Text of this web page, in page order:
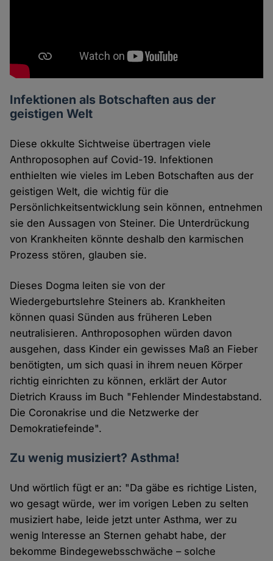
Infektionen als Botschaften aus der
geistigen Welt
Diese okkulte Sichtweise übertragen viele
Anthroposophen auf Covid-19. Infektionen
enthielten wie vieles im Leben Botschaften aus der
geistigen Welt, die wichtig für die
Persönlichkeitsentwicklung sein können, entnehmen
sie den Aussagen von Steiner. Die Unterdrückung
von Krankheiten könnte deshalb den karmischen
Prozess stören, glauben sie.
Dieses Dogma leiten sie von der
Wiedergeburtslehre Steiners ab. Krankheiten
können quasi Sünden aus früheren Leben
neutralisieren. Anthroposophen würden davon
ausgehen, dass Kinder ein gewisses Maß an Fieber
benötigten, um sich quasi in ihrem neuen Körper
richtig einrichten zu können, erklärt der Autor
Dietrich Krauss im Buch "Fehlender Mindestabstand.
Die Coronakrise und die Netzwerke der
Demokratiefeinde".
Zu wenig musiziert? Asthma!​
Und wörtlich fügt er an: "Da gäbe es richtige Listen,
wo gesagt würde, wer im vorigen Leben zu selten
musiziert habe, leide jetzt unter Asthma, wer zu
wenig Interesse an Sternen gehabt habe, der
bekomme Bindegewebsschwäche – solche